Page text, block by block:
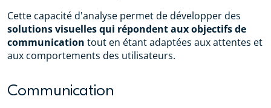
Cette capacité d'analyse permet de développer des
solutions visuelles qui répondent aux objectifs de
communication tout en étant adaptées aux attentes et
aux comportements des utilisateurs.
Communication